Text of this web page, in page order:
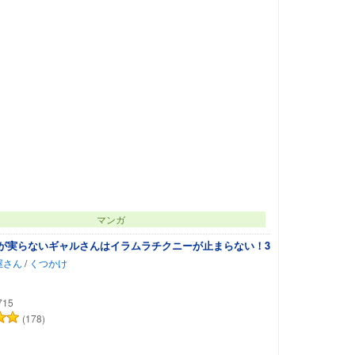
マンガ
実らないギャルさんはイラムラチクニーが止まらない！3
さん / くつかけ
(178)